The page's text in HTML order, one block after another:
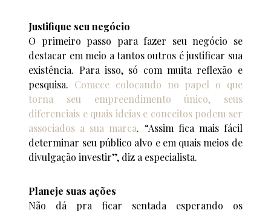
Justifique seu negócio
O primeiro passo para fazer seu negócio se
destacar em meio a tantos outros é justificar sua
existência. Para isso, só com muita reflexão e
pesquisa. Comece colocando no papel o que
torna seu empreendimento único, seus
diferenciais e quais ideias e conceitos podem ser
associados a sua marca. “Assim fica mais fácil
determinar seu público alvo e em quais meios de
divulgação investir”, diz a especialista.
Planeje suas ações
Não dá pra ficar sentada esperando os